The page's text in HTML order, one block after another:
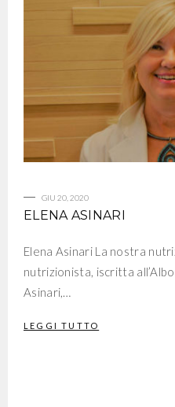
GIU 20, 2020
ELENA ASINARI
Elena Asinari La nostra
nutrizionista, iscritta
Asinari,…
LEGGI TUTTO